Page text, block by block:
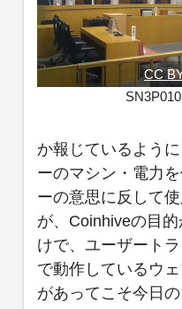
CC
か報じているよう
ーのマシン・電力
ーの意思に反して
が、Coinhiveの目
けで、ユーザート
で動作しているウ
があってこそ今日